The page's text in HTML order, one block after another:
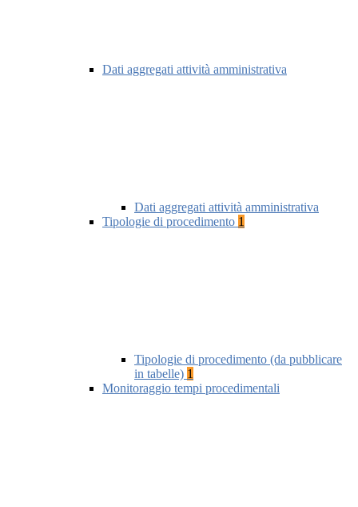
Dati aggregati attività amministrativa
Dati aggregati attività amministrativa
Tipologie di procedimento 1
Tipologie di procedimento (da pubblicare
in tabelle) 1
Monitoraggio tempi procedimentali